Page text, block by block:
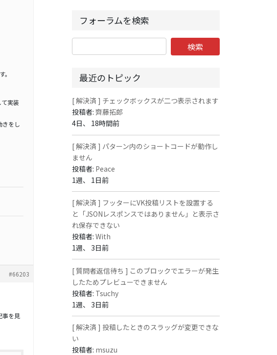
実装
きをし
#66203
事を見
フォーラムを検索
最近のトピック
[ 解決済 ] チェックボックスが二つ表示されます
投稿者:齊藤拓郎
4日、 18時間前
[ 解決済 ] パターン内のショートコードが動作し
ません
投稿者: Peace
1週、 1日前
[ 解決済 ] フッターにVK投稿リストを設置する
と「JSONレスポンスではありません」と表示さ
れ保存できない
投稿者:With
1週、 3日前
[ 質問者返信待ち ] このブロックでエラーが発生
したためプレビューできません
投稿者: Tsuchy
1週、 3日前
[ 解決済 ] 投稿したときのスラッグが変更できな
い
投稿者: msuzu